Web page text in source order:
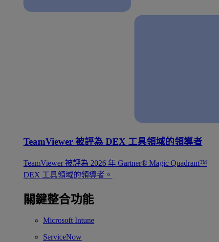
TeamViewer 被評為 DEX 工具領域的領導者
TeamViewer 被評為 2026 年 Gartner® Magic Quadrant™
DEX 工具領域的領導者。
關鍵整合功能
Microsoft Intune
ServiceNow